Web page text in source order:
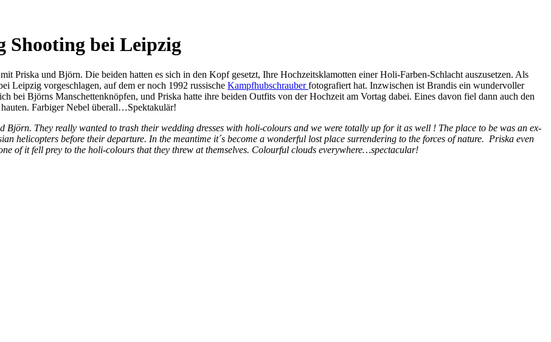
bei Leipzig
Priska und Björn. Die beiden hatten es sich in den Kopf gesetzt, Ihre Hochzeitsklamotten einer Holi-Farben-Schlacht auszusetzen. Als
Leipzig vorgeschlagen, auf dem er noch 1992 russische Kampfhubschrauberfotografiert hat. Inzwischen ist Brandis ein wundervoller
bei Björns Manschettenknöpfen, und Priska hatte ihre beiden Outfits von der Hochzeit am Vortag dabei. Eines davon fiel dann auch den
Farbiger Nebel überall…Spektakulär!
They really wanted to trash their wedding dresses with holi-colours and we were totally up for it as well ! The place to be was an ex-
helicopters before their departure. In the meantime it´s become a wonderful lost place surrendering to the forces of nature. Priska even
of it fell prey to the holi-colours that they threw at themselves. Colourful clouds everywhere…spectacular!